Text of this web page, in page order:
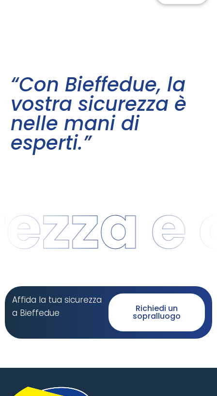
“Con Bieffedue, la
vostra sicurezza è
nelle mani di
esperti.”
e
Affida la tua sicurezza
a Bieffedue
Richiedi un
sopralluogo